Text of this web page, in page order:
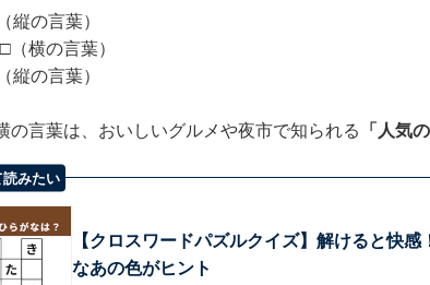
縦の言葉）
（横の言葉）
縦の言葉）
の言葉は、おいしいグルメや夜市で知られる 「人気
みたい
【クロスワードパズルクイズ】解けると快
なあの色がヒント